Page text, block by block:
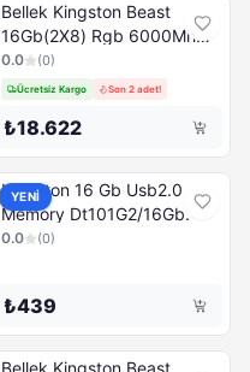
Bellek Kingston Beast
16Gb(2X8) Rgb 6000Mhz
Ddr5 Cl36
Kf560C36Bbeak2-1
0.0 (0)
Ücretsiz Kargo Son 2 adet!
₺18.622
YENİ
Kingston 16 Gb Usb2.0
Memory Dt101G2/16Gb.
0.0 (0)
₺439
Bellek Kingston Beast